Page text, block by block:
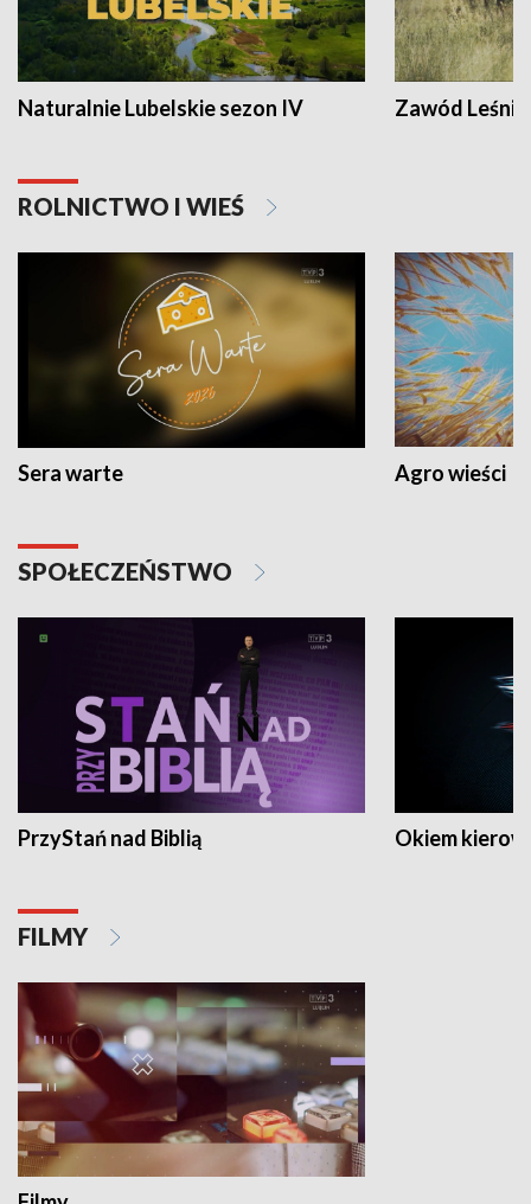
Naturalnie Lubelskie sezon IV Zawód Leśnik
ROLNICTWO I WIEŚ
Sera warte Agro wieści
SPOŁECZEŃSTWO
PrzyStań nad Biblią Okiem
FILMY